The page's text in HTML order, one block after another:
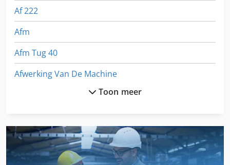
Af 222
Afm
Afm Tug 40
Afwerking Van De Machine
L + Z Draaibank
Lade Kast
Toon meer